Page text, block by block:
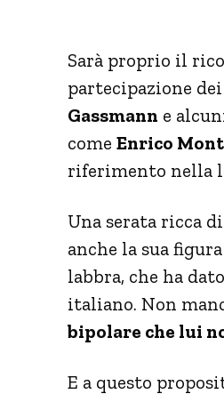
Sarà proprio il
partecipazione
Gassmann e
come Enrico
riferimento nella
Una serata ricca
anche la sua
labbra, che ha
italiano. Non
bipolare che lui
E a questo